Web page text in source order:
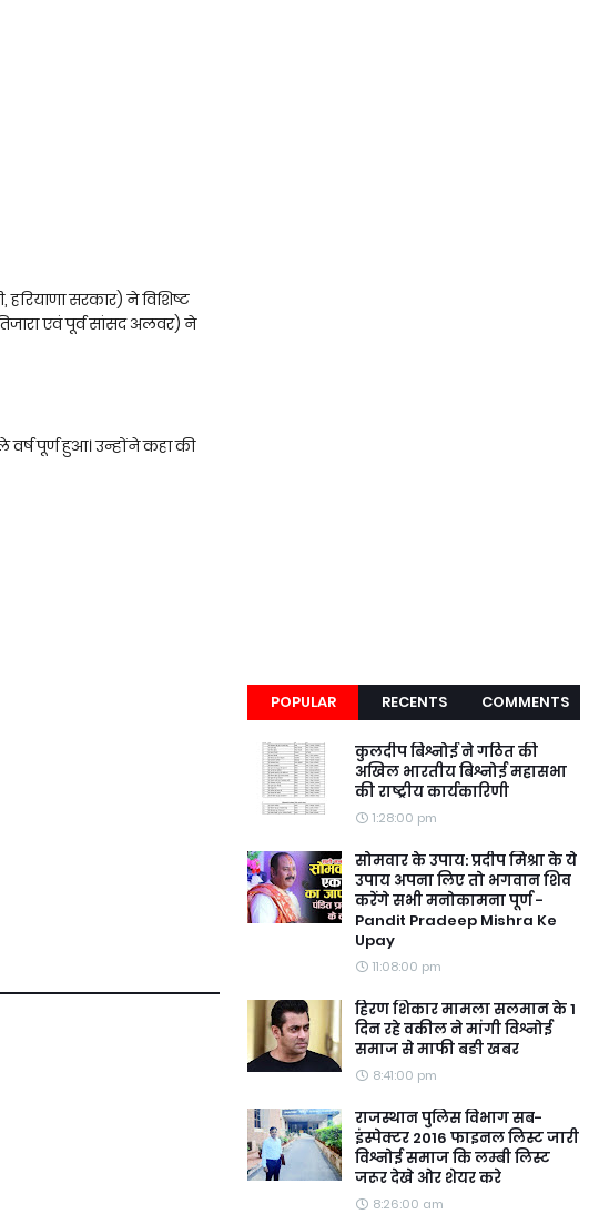
हरियाणा सरकार) ने विशिष्ट
एवं पूर्व सांसद अलवर) ने
वर्ष पूर्ण हुआ। उन्होंने कहा की
POPULAR RECENTS COMMENTS
कुलदीप बिश्नोई ने गठित की
अखिल भारतीय बिश्नोई महासभा
की राष्ट्रीय कार्यकारिणी
1:28:00 pm
सोमवार के उपाय: प्रदीप मिश्रा के ये
उपाय अपना लिए तो भगवान शिव
करेंगे सभी मनोकामना पूर्ण -
Pandit Pradeep Mishra Ke
Upay
11:08:00 pm
हिरण शिकार मामला सलमान के 1
दिन रहे वकील ने मांगी विश्नोई
समाज से माफी बङी खबर
8:41:00 pm
राजस्थान पुलिस विभाग सब-
इंस्पेक्टर 2016 फाइनल लिस्ट जारी
विश्नोई समाज कि लम्बी लिस्ट
जरूर देखे ओर शेयर करे
8:26:00 am